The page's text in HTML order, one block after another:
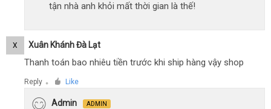
tận nhà anh khỏi mất thời gian là thế!
X Xuân Khánh Đà Lạt
Thanh toán bao nhiêu tiền trước khi ship hàng vậy shop
Reply ● Like
Admin ADMIN